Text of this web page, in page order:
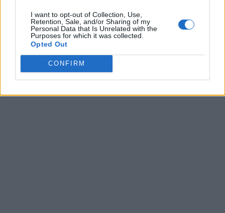
I want to opt-out of Collection, Use,
Retention, Sale, and/or Sharing of my
Personal Data that Is Unrelated with the
Purposes for which it was collected.
Opted Out
CONFIRM